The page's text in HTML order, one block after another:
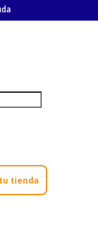
tienda